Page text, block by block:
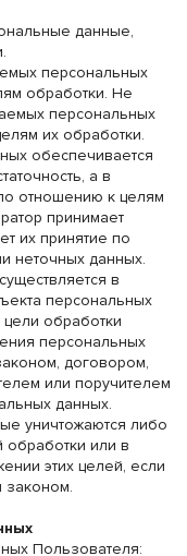
данные,
персональных
обработки. Не
персональных
их обработки.
обеспечивается
а в
отношению к целям
принимает
их принятие по
неточных данных.
в
персональных
обработки
персональных
договором,
или поручителем
данных.
уничтожаются либо
обработки или в
этих целей, если
Пользователя:
Свердлова 30, ТЦ
Ашан, Время работы